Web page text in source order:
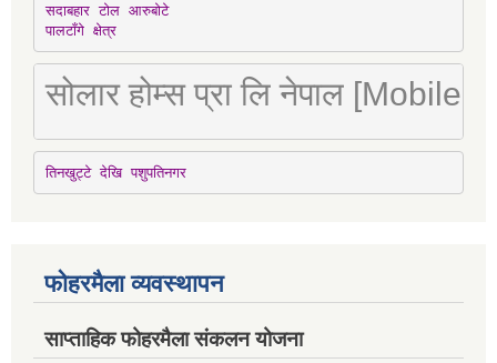
सदाबहार टोल आरुबोटे
पालटाँगे क्षेत्र
सोलार होम्स प्रा लि नेपाल [Mobile
तिनखुट्टे देखि पशुपतिनगर
फोहरमैला व्यवस्थापन
साप्ताहिक फोहरमैला संकलन योजना